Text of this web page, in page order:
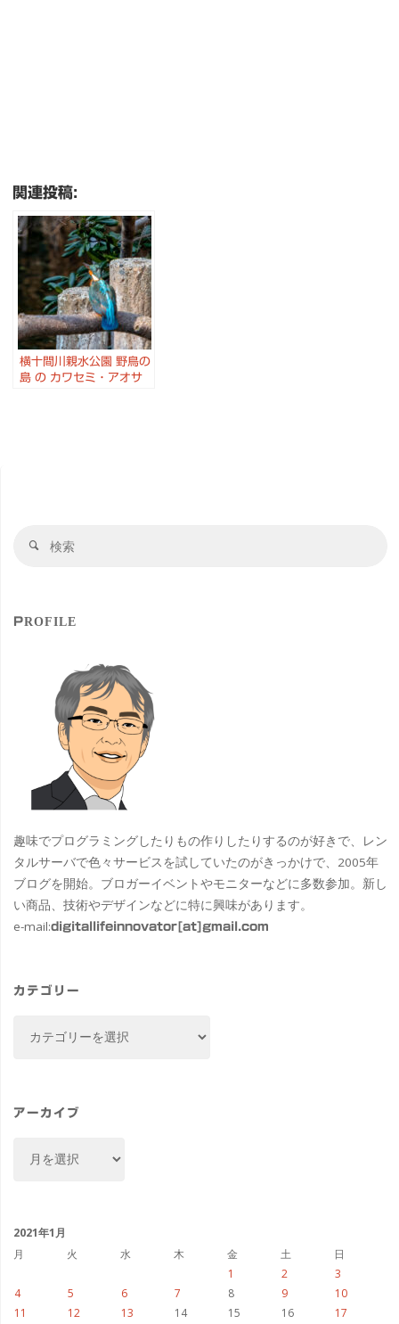
関連投稿:
横十間川親水公園 野鳥の
島 の カワセミ・アオサ
検
PROFILE
趣味でプログラミングしたりもの作りしたりするのが好きで、レン
タルサーバで色々サービスを試していたのがきっかけで、2005年
ブログを開始。ブロガーイベントやモニターなどに多数参加。新し
い商品、技術やデザインなどに特に興味があります。
e-mail:digitallifeinnovator[at]gmail.com
カテゴリー
ー
アーカイブ
ブ
2021年1月
月
火 水 木 金 土
日
1
2
3
4
5 6 7 8 9
10
11
12 13 14 15 16
17